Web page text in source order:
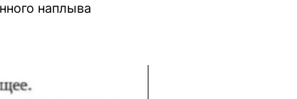
наплыва